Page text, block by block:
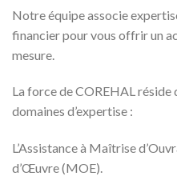
Notre équipe associe
financier pour vous offrir un
mesure.
La force de COREHAL réside
domaines d’expertise :
L’Assistance à Maîtrise
d’Œuvre (MOE).